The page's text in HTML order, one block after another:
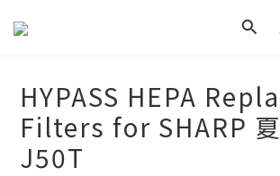
HYPASS HEPA
Filters for SHARP
J50T